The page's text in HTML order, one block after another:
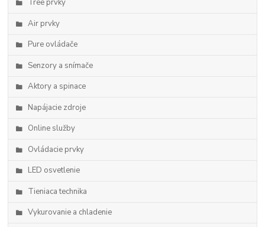
Tree prvky
Air prvky
Pure ovládače
Senzory a snímače
Aktory a spinace
Napájacie zdroje
Online služby
Ovládacie prvky
LED osvetlenie
Tieniaca technika
Vykurovanie a chladenie